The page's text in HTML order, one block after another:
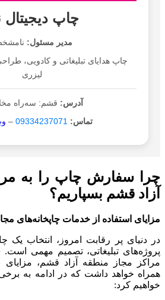
چاپ دیجیتال
مدیر مسئول:
چاپ هدایای تبلیغاتی و کادویی،
لیزری
آدرس: قشم: سه‌راه
تماس: 09334237071
–
چرا سفارش چاپ را به
آزاد قشم بسپاریم؟
مزایای استفاده از خدمات چاپخانه‌های
در دنیای پر رقابت امروز، انتخاب یک
پروژه‌های تبلیغاتی، تصمیم مهمی
مراکز مجاز منطقه آزاد قشم، مزایای
همراه خواهد داشت که در ادامه به
خواهیم کرد: